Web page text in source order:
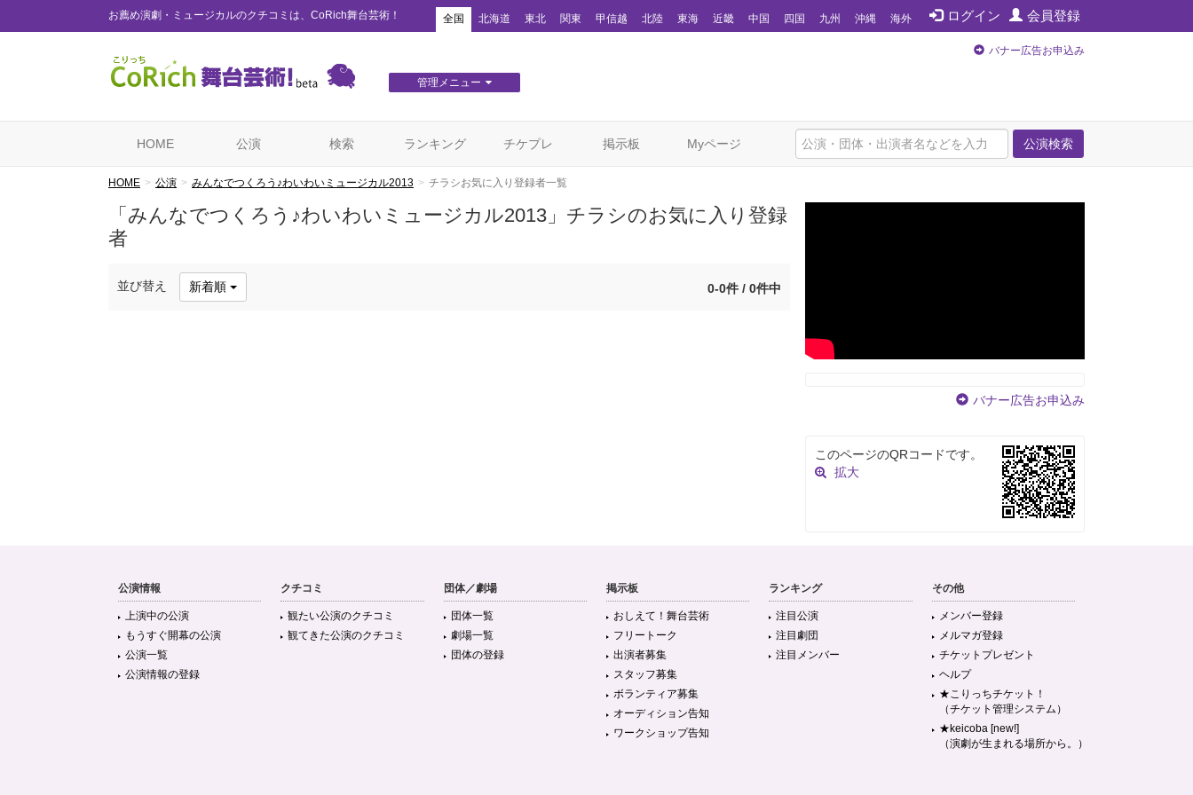
お薦め演劇・ミュージカルのクチコミは、CoRich舞台芸術！ ログイン 会員登録
全国 北海道 東北 関東 甲信越 北陸 東海 近畿 中国 四国 九州 沖縄 海外
管理メニュー
バナー広告お申込み
公演検索
HOME 公演 検索 ランキング チケプレ 掲示板 Myページ
HOME 公演 みんなでつくろう♪わいわいミュージカル2013 チラシお気に入り登録者一覧
「みんなでつくろう♪わいわいミュージカル2013」チラシのお気に入り登録
者
並び替え 新着順 0-0件 / 0件中
バナー広告お申込み
このページのQRコードです。
拡大
公演情報
上演中の公演
もうすぐ開幕の公演
公演一覧
公演情報の登録
クチコミ
観たい公演のクチコミ
観てきた公演のクチコミ
団体／劇場
団体一覧
劇場一覧
団体の登録
掲示板
おしえて！舞台芸術
フリートーク
出演者募集
スタッフ募集
ボランティア募集
オーディション告知
ワークショップ告知
ランキング
注目公演
注目劇団
注目メンバー
その他
メンバー登録
メルマガ登録
チケットプレゼント
ヘルプ
★こりっちチケット！
（チケット管理システム）
★keicoba [new!]
（演劇が生まれる場所から。）